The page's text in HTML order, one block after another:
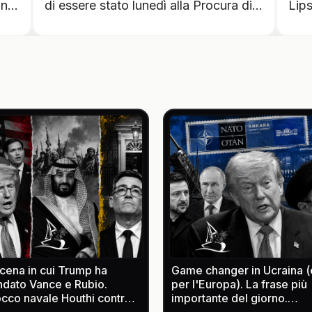
in
di essere stato lunedì alla Procura di
(...) redatto al fine di verificare la
consegna delle mascherine effettuata
dalla società JC Electronics Italia
S.r.l". La società sarebbe al centro
della polemica che avrebbe visto il
governo Meloni chiudere un contratto
di cento milioni di euro qualche mese
fa: "Leggendo questo che è un
verbale emergerebbe che tutti i colli
depositati in un deposito di Pomezia
in cui Trump ha
Vance e Rubio.
navale Houthi contro
Game changer in Ucraina
per l'Europa). La frase più
importante del giorno.